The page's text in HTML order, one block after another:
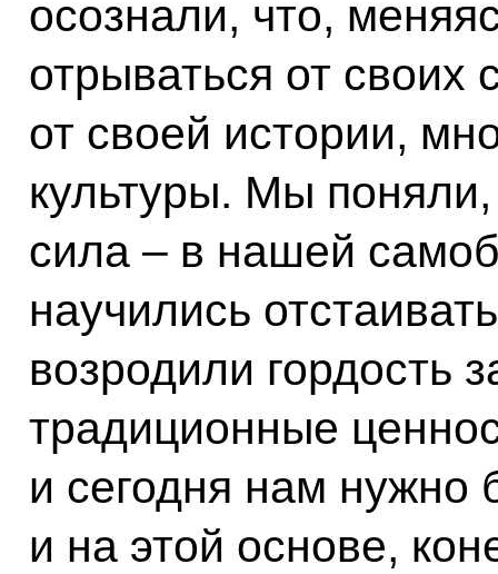
осознали, что,
отрываться от своих
от своей истории,
культуры. Мы поняли,
сила – в нашей
научились
возродили гордость
традиционные
и сегодня нам нужно
и на этой основе,